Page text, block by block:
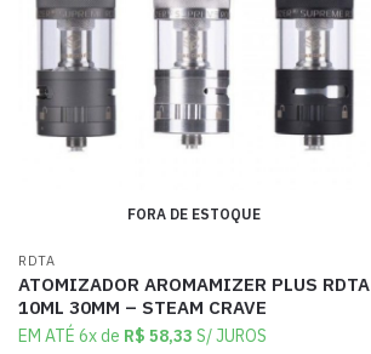
FORA DE ESTOQUE
RDTA
ATOMIZADOR AROMAMIZER PLUS RDTA
10ML 30MM – STEAM CRAVE
EM ATÉ 6x de R$ 58,33 S/ JUROS